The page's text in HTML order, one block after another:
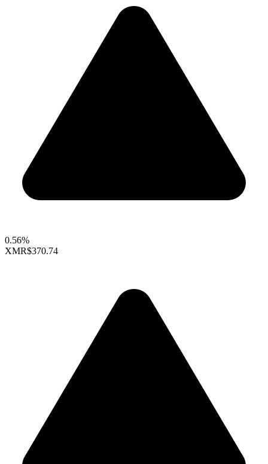
0.56%
XMR$370.74